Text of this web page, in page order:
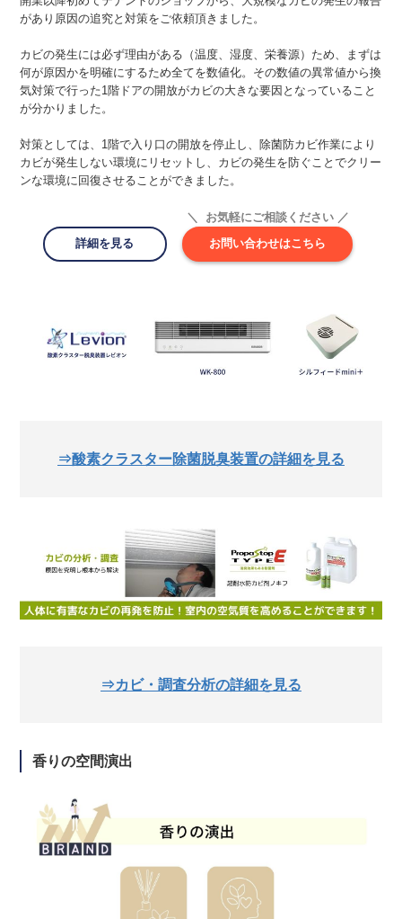
があり原因の追究と対策をご依頼頂きました。
カビの発生には必ず理由がある（温度、湿度、栄養源）ため、まずは
何が原因かを明確にするため全てを数値化。その数値の異常値から換
気対策で行った1階ドアの開放がカビの大きな要因となっていること
が分かりました。
対策としては、1階で入り口の開放を停止し、除菌防カビ作業により
カビが発生しない環境にリセットし、カビの発生を防ぐことでクリー
ンな環境に回復させることができました。
＼ お気軽にご相談ください ／
詳細を見る
お問い合わせはこちら
⇒酸素クラスター除菌脱臭装置の詳細を見る
⇒カビ・調査分析の詳細を見る
香りの空間演出